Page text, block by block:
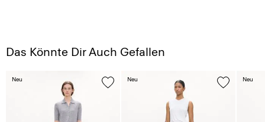
Das Könnte Dir Auch Gefallen
Neu Neu Neu